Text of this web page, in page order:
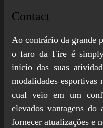
Contact
Ao contrário da grande
o faro da Fire é
início das suas
modalidades esportivas
cual veio em um
elevados vantagens
fornecer atualizações e